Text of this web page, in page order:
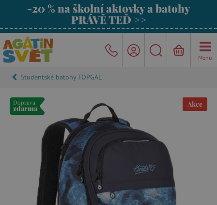
-20 % na školní aktovky a batohy
PRÁVĚ TEĎ >>
Menu
Studentské batohy TOPGAL
Doprava
zdarma Akce